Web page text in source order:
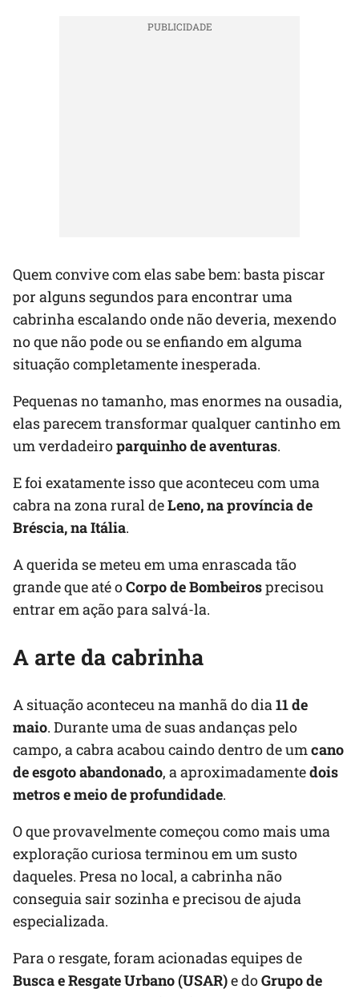
Quem convive com elas sabe bem: basta piscar
por alguns segundos para encontrar uma
cabrinha escalando onde não deveria, mexendo
no que não pode ou se enfiando em alguma
situação completamente inesperada.
Pequenas no tamanho, mas enormes na ousadia,
elas parecem transformar qualquer cantinho em
um verdadeiroparquinho de aventuras.
E foi exatamente isso que aconteceu com uma
cabra na zona rural deLeno, na província de
Bréscia, na Itália.
A querida se meteu em uma enrascada tão
grande que até oCorpo de Bombeirosprecisou
entrar em ação para salvá-la.
A arte da cabrinha
A situação aconteceu na manhã do dia11 de
maio. Durante uma de suas andanças pelo
campo, a cabra acabou caindo dentro de umcano
de esgoto abandonado, a aproximadamentedois
metros e meio de profundidade.
O que provavelmente começou como mais uma
exploração curiosa terminou em um susto
daqueles. Presa no local, a cabrinha não
conseguia sair sozinha e precisou de ajuda
especializada.
Para o resgate, foram acionadas equipes de
Busca e Resgate Urbano (USAR)e doGrupo de